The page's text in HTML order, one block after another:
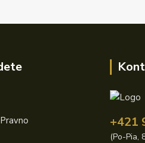
+421
(Po-Pia,